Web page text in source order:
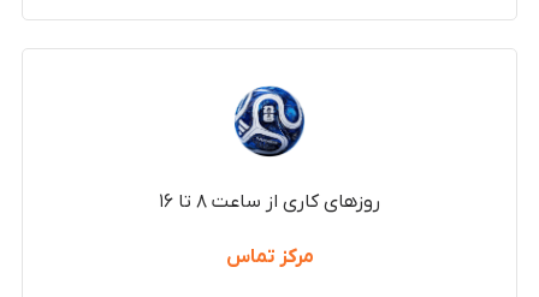
روزهای کاری از ساعت ۸ تا ۱۶
مرکز تماس